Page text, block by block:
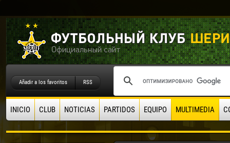
Añadir a los favoritos RSS
INICIO CLUB NOTICIAS PARTIDOS EQUIPO MULTIMEDIA